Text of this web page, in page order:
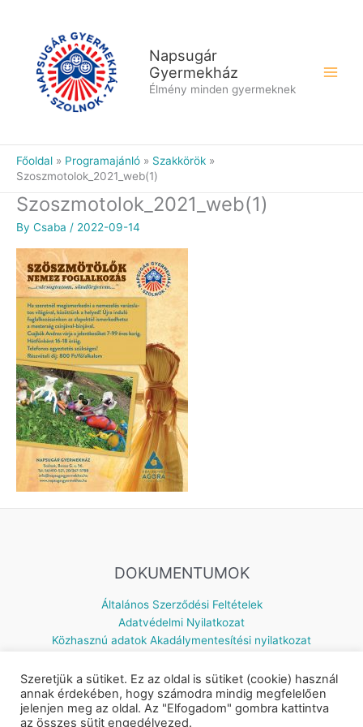
Napsugár
Gyermekház
Élmény minden gyermeknek
Főoldal Programajánló
Szakkörök
Szoszmotolok_2021_web(1)
Szoszmotolok_2021_web(1)
By Csaba / 2022-09-14
DOKUMENTUMOK
Általános Szerződési Feltételek
Adatvédelmi Nyilatkozat
Közhasznú adatok Akadálymentesítési nyilatkozat
Készítette: © 2026 Napsugár Gyermekház | Powered by
Szeretjük a sütiket. Ez az oldal is sütiket (cookie) használ
annak érdekében, hogy számodra mindig megfelelően
jelenjen meg az oldal. Az "Elfogadom" gombra kattintva
az összes sütit engedélyezed.